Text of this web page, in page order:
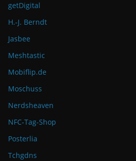
getDigital
H.-J. Berndt
Jasbee
Meshtastic
Mobiflip.de
Moschuss
Nerdsheaven
NFC-Tag-Shop
Posterlia
Tchgdns